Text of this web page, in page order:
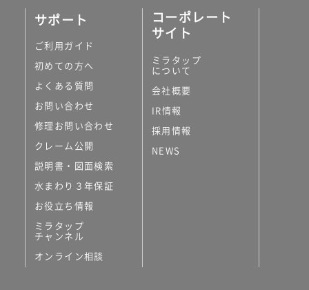
サポート
ご利用ガイド
初めての方へ
よくある質問
お問い合わせ
修理お問い合わせ
クレーム公開
説明書・図面検索
水まわり３年保証
お役立ち情報
ミラタップ
チャンネル
オンライン相談
コーポレート
サイト
ミラタップ
について
会社概要
IR情報
採用情報
NEWS